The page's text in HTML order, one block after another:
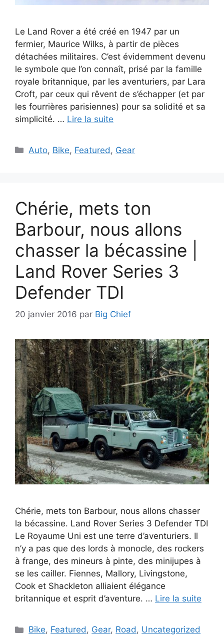
Le Land Rover a été créé en 1947 par un
fermier, Maurice Wilks, à partir de pièces
détachées militaires. C’est évidemment devenu
le symbole que l’on connaît, prisé par la famille
royale britannique, par les aventuriers, par Lara
Croft, par ceux qui rêvent de s’échapper (et par
les fourrières parisiennes) pour sa solidité et sa
simplicité. … Lire la suite
Catégories
Auto, Bike, Featured , Gear
Chérie, mets ton
Barbour, nous allons
chasser la bécassine |
Land Rover Series 3
Defender TDI
20 janvier 2016 par Big Chief
Chérie, mets ton Barbour, nous allons chasser
la bécassine. Land Rover Series 3 Defender TDI
Le Royaume Uni est une terre d’aventuriers. Il
n’y a pas que des lords à monocle, des rockers
à frange, des mineurs à pinte, des minijupes à
se les cailler. Fiennes, Mallory, Livingstone,
Cook et Shackleton alliaient élégance
britannique et esprit d’aventure. … Lire la suite
Catégories
Bike, Featured, Gear, Road, Uncategorized